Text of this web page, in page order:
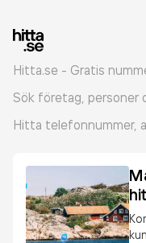
Hitta.se - Gratis
Sök företag, personer
Hitta telefonnummer,